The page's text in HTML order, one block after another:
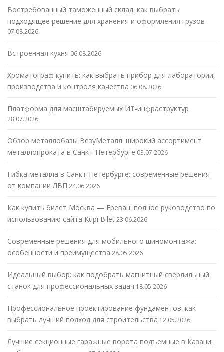
Востребованный таможенный склад: как выбрать
подходящее решение для хранения и оформления грузов
07.08.2026
Встроенная кухня 06.08.2026
Хроматограф купить: как выбрать прибор для лаборатории,
производства и контроля качества 06.08.2026
Платформа для масштабируемых ИТ-инфраструктур
28.07.2026
Обзор металлобазы ВезуМеталл: широкий ассортимент
металлопроката в Санкт-Петербурге 03.07.2026
Гибка металла в Санкт-Петербурге: современные решения
от компании ЛВП 24.06.2026
Как купить билет Москва — Ереван: полное руководство по
использованию сайта Kupi Bilet23.06.2026
Современные решения для мобильного шиномонтажа:
особенности и преимущества 28.05.2026
Идеальный выбор: как подобрать магнитный сверлильный
станок для профессиональных задач 18.05.2026
Профессиональное проектирование фундаментов: как
выбрать лучший подход для строительства 12.05.2026
Лучшие секционные гаражные ворота подъемные в Казани: